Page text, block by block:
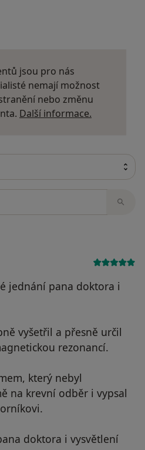
jsou pro nás
nemají možnost
nebo změnu
Další informace.
jednání pana doktora i
vyšetřil a přesně určil
rezonancí.
který nebyl
na krevní odběr i vypsal
doktora i vysvětlení